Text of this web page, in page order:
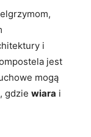
i
jest
mogą
gdzie wiara i